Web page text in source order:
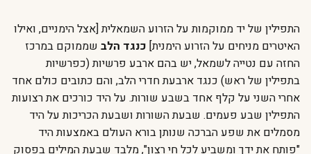
התפילין של יד ממוקמות על הזרוע השמאלית [אצל הימניים, ואילו
האיטרים מניחים על הזרוע הימנית] כנגד הלב שממוקם במרכז
החזה עם נטייה לשמאל, יש בהם ארבע פרשיות (כפרשיות
בתפילין של ראש) כנגד ארבעת חדרי הלב, והם כתובים כולם אחד
אחרי השני על קלף אחד בשבע שורות. על היד כורכים את רצועות
התפילין שבע פעמים. שבעת השורות ושבעת הכריכות על היד
מסמלים את שפע הברכה שנותן בורא העולם באמצעות היד
"פותח את ידך ומשביע לכל חי רצון", מלבד שבעת המילים בפסוק